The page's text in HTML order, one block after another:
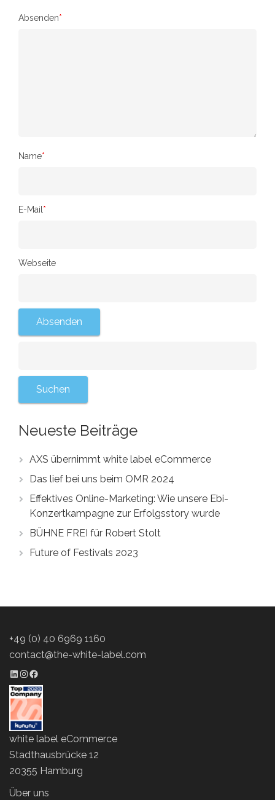
Absenden*
Name*
E-Mail *
Webseite
Neueste Beiträge
AXS übernimmt white label eCommerce
Das lief bei uns beim OMR 2024
Effektives Online-Marketing: Wie unsere Ebi-
Konzertkampagne zur Erfolgsstory wurde
BÜHNE FREI für Robert Stolt
Future of Festivals 2023
+49 (0) 40 6969 1160
contact@the-white-label.com
LinkedIn Profil
Instagram Profil
Facebook Profil
white label eCommerce
Stadthausbrücke 12
20355 Hamburg
Über uns